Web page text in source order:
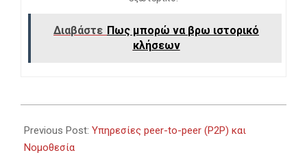
Διαβάστε Πως μπορώ να βρω ιστορικό
κλήσεων
10-
27
Previous Post: Υπηρεσίες peer-to-peer (P2P) και
Νομοθεσία